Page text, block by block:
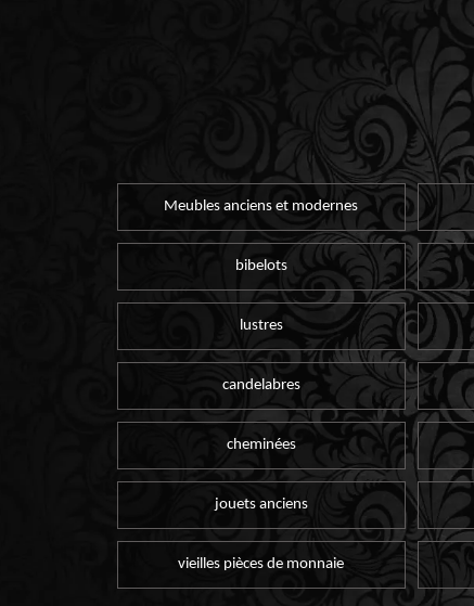
Meubles anciens et modernes
bibelots
lustres
candelabres
cheminées
jouets anciens
vieilles pièces de monnaie